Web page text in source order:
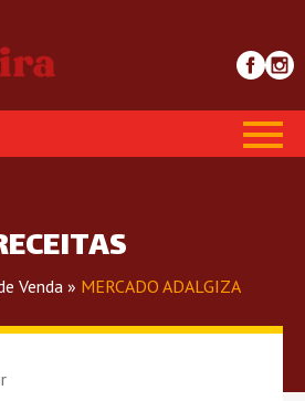
Venda » MERCADO ADALGIZA